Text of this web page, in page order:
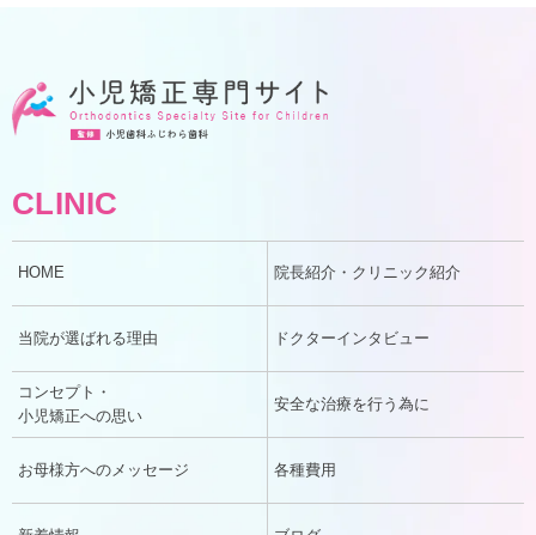
CLINIC
HOME 院長紹介・クリニック紹介
当院が選ばれる理由 ドクターインタビュー
コンセプト・
小児矯正への思い
安全な治療を行う為に
お母様方へのメッセージ 各種費用